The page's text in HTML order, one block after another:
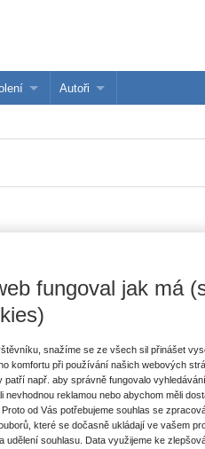
Autoři
Petr Liška, Karel Marek,
merita
10/2021
516
fungoval jak má
snažíme se ze všech sil přinášet
komfortu při používání našich webových
patří např. aby správně fungovalo
nevhodnou reklamou nebo abychom měli
od Vás potřebujeme souhlas se
které se dočasně ukládají ve vašem
udělení souhlasu. Data využijeme ke